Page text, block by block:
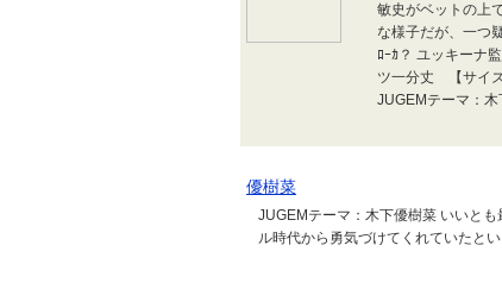
敏史がベットの上
な様子だが、一つ
ﾛｰｶ？ ユッキーナ
ツ一分丈 【サイ
JUGEMテーマ：木
優樹菜
JUGEMテーマ：木下優樹菜 いいと
ル時代から勇気づけてくれていたと